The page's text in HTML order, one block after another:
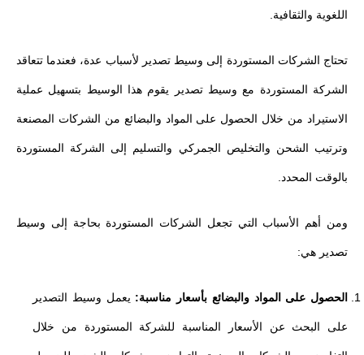
اللغوية والثقافية.
تحتاج الشركات المستوردة إلى وسيط تصدير لأسباب عدة، فعندما تتعاقد
الشركة المستوردة مع وسيط تصدير يقوم هذا الوسيط بتسهيل عملية
الاستيراد من خلال الحصول على المواد والبضائع من الشركات المصنعة
وترتيب الشحن والتخليص الجمركي والتسليم إلى الشركة المستوردة
بالوقت المحدد.
ومن أهم الأسباب التي تجعل الشركات المستوردة بحاجة إلى وسيط
تصدير هي:
الحصول على المواد والبضائع بأسعار مناسبة: يعمل وسيط التصدير
على البحث عن الأسعار المناسبة للشركة المستوردة من خلال